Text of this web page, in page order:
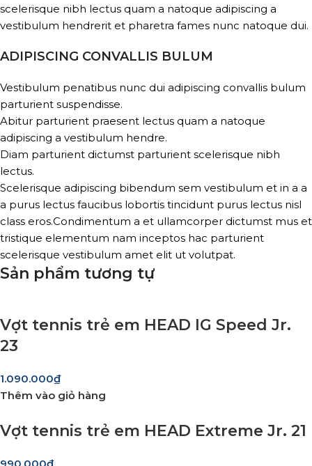
scelerisque nibh lectus quam a natoque adipiscing a
vestibulum hendrerit et pharetra fames nunc natoque dui.
ADIPISCING CONVALLIS BULUM
Vestibulum penatibus nunc dui adipiscing convallis bulum
parturient suspendisse.
Abitur parturient praesent lectus quam a natoque
adipiscing a vestibulum hendre.
Diam parturient dictumst parturient scelerisque nibh
lectus.
Scelerisque adipiscing bibendum sem vestibulum et in a a
a purus lectus faucibus lobortis tincidunt purus lectus nisl
class eros.Condimentum a et ullamcorper dictumst mus et
tristique elementum nam inceptos hac parturient
scelerisque vestibulum amet elit ut volutpat.
Sản phẩm tương tự
Vợt tennis trẻ em HEAD IG Speed Jr.
23
1.090.000₫
Thêm vào giỏ hàng
Vợt tennis trẻ em HEAD Extreme Jr. 21